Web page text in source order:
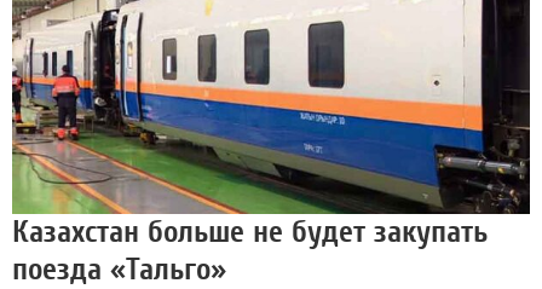
Казахстан больше не будет закупать
поезда «Тальго»